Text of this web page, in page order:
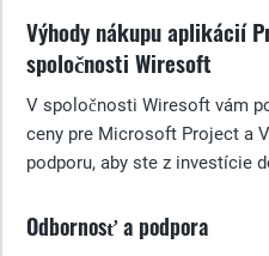
Výhody nákupu aplikácií
spoločnosti Wiresoft
V spoločnosti Wiresoft vám
ceny pre Microsoft Project a
podporu, aby ste z investície
Odbornosť a podpora